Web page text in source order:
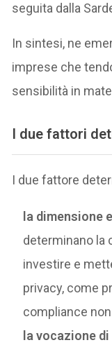
seguita dalla
In sintesi, ne
imprese che
sensibilità in
I due fattori
I due fattore
la dimensione
determinano la
investire e
privacy, come
compliance
la vocazione